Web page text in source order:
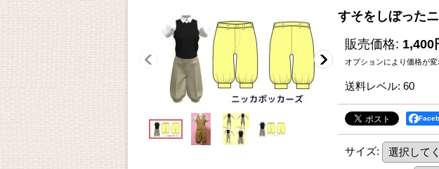
すそをしぼった
販売価格: 1,400
オプションにより価格が変
送料レベル: 60
サイズ: